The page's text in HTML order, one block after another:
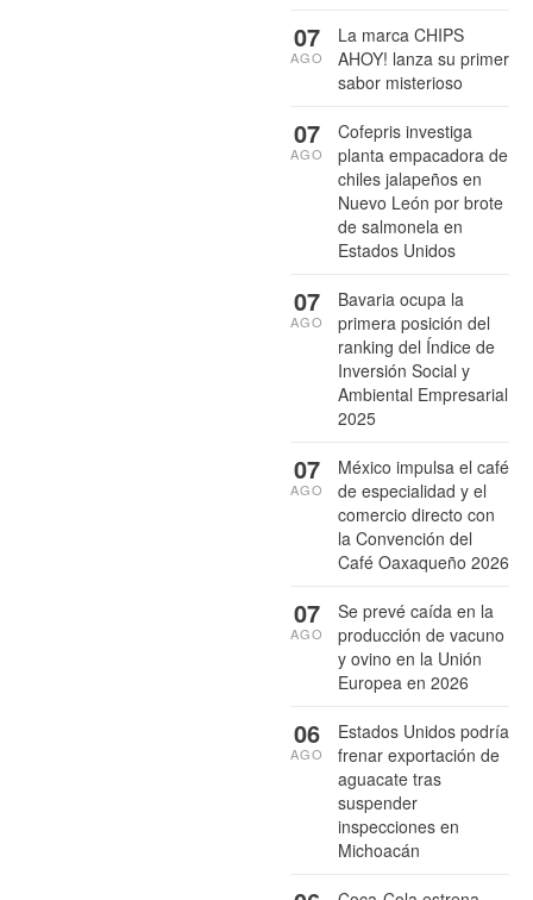
La marca CHIPS
AHOY! lanza su primer
sabor misterioso
07
AGO
Cofepris investiga
planta empacadora de
chiles jalapeños en
Nuevo León por brote
de salmonela en
Estados Unidos
07
AGO
Bavaria ocupa la
primera posición del
ranking del Índice de
Inversión Social y
Ambiental Empresarial
2025
07
AGO
México impulsa el café
de especialidad y el
comercio directo con
la Convención del
Café Oaxaqueño 2026
07
AGO
Se prevé caída en la
producción de vacuno
y ovino en la Unión
Europea en 2026
07
AGO
Estados Unidos podría
frenar exportación de
aguacate tras
suspender
inspecciones en
Michoacán
06
AGO